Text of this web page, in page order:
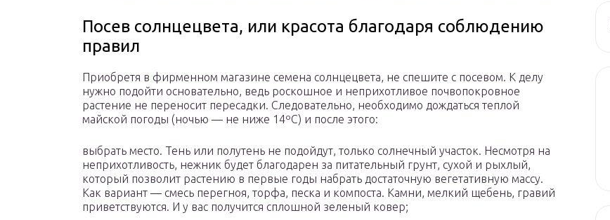
Посев солнцецвета, или красота благодаря соблюдению
правил
Приобретя в фирменном магазине семена солнцецвета, не спешите с посевом. К делу
нужно подойти основательно, ведь роскошное и неприхотливое почвопокровное
растение не переносит пересадки. Следовательно, необходимо дождаться теплой
майской погоды (ночью — не ниже 14ºС) и после этого:
выбрать место. Тень или полутень не подойдут, только солнечный участок. Несмотря на
неприхотливость, нежник будет благодарен за питательный грунт, сухой и рыхлый,
который позволит растению в первые годы набрать достаточную вегетативную массу.
Как вариант — смесь перегноя, торфа, песка и компоста. Камни, мелкий щебень, гравий
приветствуются. И у вас получится сплошной зеленый ковер;